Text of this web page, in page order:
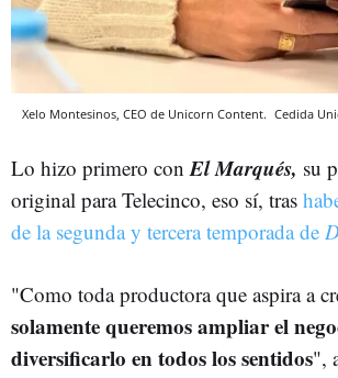
Xelo Montesinos, CEO de Unicorn Content. Cedida
Lo hizo primero con El Marqués, su
original para Telecinco, eso sí, tras
de la segunda y tercera temporada de
"Como toda productora que aspira a
solamente queremos ampliar el
diversificarlo en todos los sentidos",